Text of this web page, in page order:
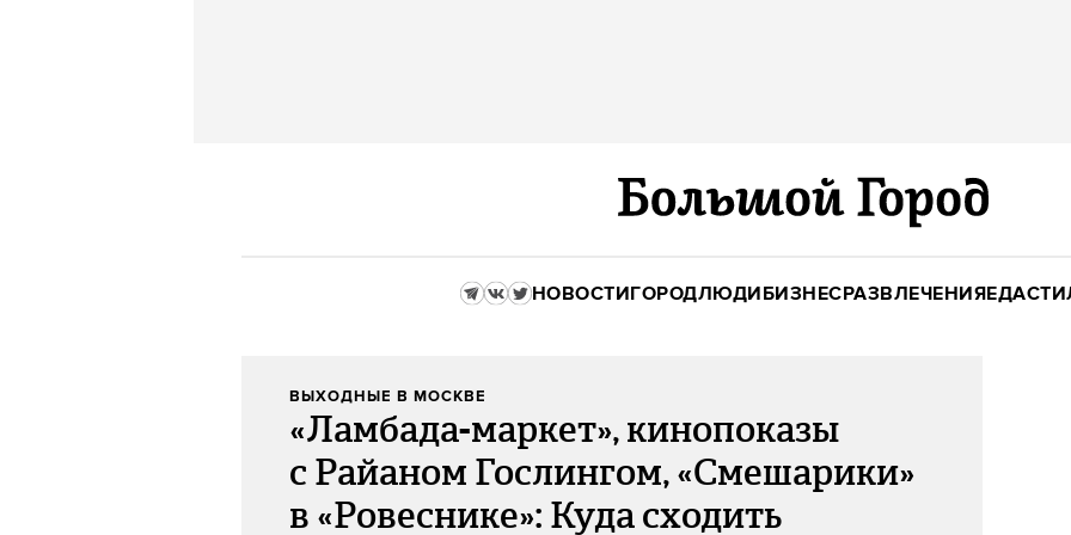
НОВОСТИГОРОДЛЮДИБИЗНЕСРАЗВЛЕЧЕНИЯЕДА
ВЫХОДНЫЕ В МОСКВЕ
«Ламбада-маркет», кинопоказы
с Райаном Гослингом, «Смешарики»
в «Ровеснике»: Куда сходить